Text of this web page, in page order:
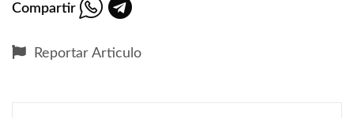
Compartir
Reportar Articulo